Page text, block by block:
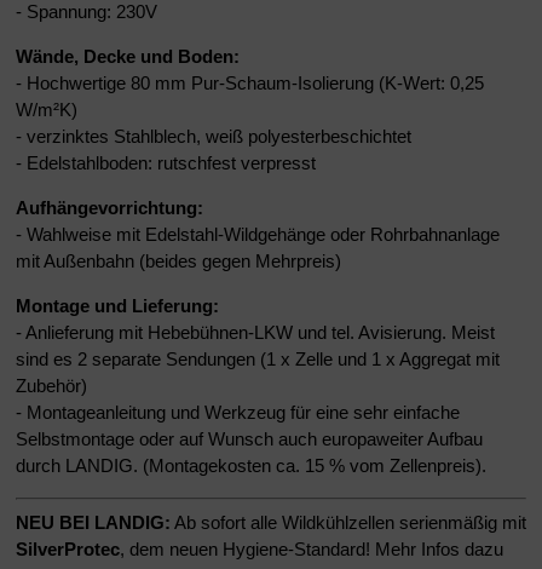
- Spannung: 230V
Wände, Decke und Boden:
- Hochwertige 80 mm Pur-Schaum-Isolierung (K-Wert: 0,25
W/m²K)
- verzinktes Stahlblech, weiß polyesterbeschichtet
- Edelstahlboden: rutschfest verpresst
Aufhängevorrichtung:
- Wahlweise mit Edelstahl-Wildgehänge oder Rohrbahnanlage
mit Außenbahn (beides gegen Mehrpreis)
Montage und Lieferung:
-Anlieferung mit Hebebühnen-LKW und tel. Avisierung. Meist
sind es 2 separate Sendungen (1 x Zelle und 1 x Aggregat mit
Zubehör)
- Montageanleitung und Werkzeug für eine sehr einfache
Selbstmontage oder auf Wunsch auch europaweiter Aufbau
durch LANDIG. (Montagekosten ca. 15 % vom Zellenpreis).
NEU BEI LANDIG: Ab sofort alle Wildkühlzellen serienmäßig mit
SilverProtec, dem neuen Hygiene-Standard! Mehr Infos dazu